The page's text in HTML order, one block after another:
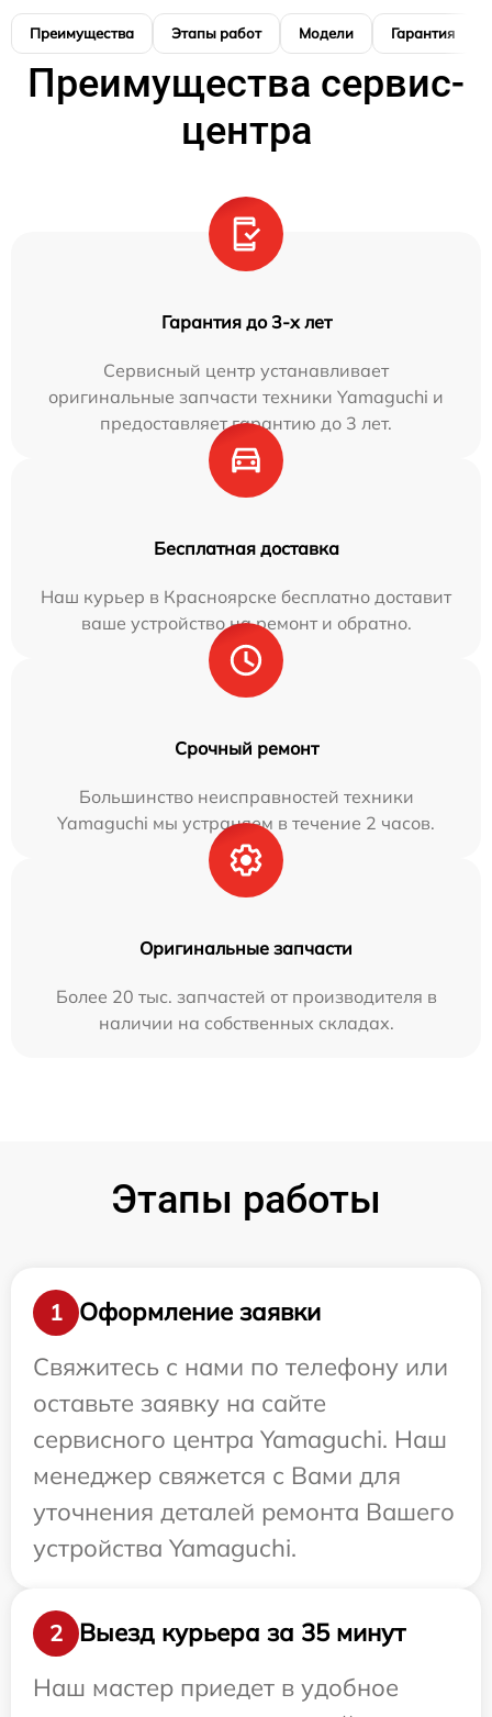
Преимущества Этапы работ Модели Гарантия
Преимущества сервис-
центра
Гарантия до 3-х лет
Сервисный центр устанавливает
оригинальные запчасти техники Yamaguchi и
предоставляет гарантию до 3 лет.
Бесплатная доставка
Наш курьер в Красноярске бесплатно доставит
ваше устройство на ремонт и обратно.
Срочный ремонт
Большинство неисправностей техники
Yamaguchi мы устраняем в течение 2 часов.
Оригинальные запчасти
Более 20 тыс. запчастей от производителя в
наличии на собственных складах.
Этапы работы
1
Оформление заявки
Свяжитесь с нами по телефону или
оставьте заявку на сайте
сервисного центра Yamaguchi. Наш
менеджер свяжется с Вами для
уточнения деталей ремонта Вашего
устройства Yamaguchi.
2
Выезд курьера за 35 минут
Наш мастер приедет в удобное